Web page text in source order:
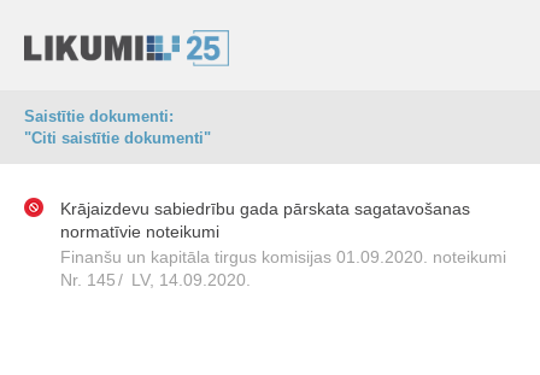
Saistītie dokumenti:
"Citi saistītie dokumenti"
Krājaizdevu sabiedrību gada pārskata sagatavošanas
normatīvie noteikumi
Finanšu un kapitāla tirgus komisijas 01.09.2020. noteikumi
Nr. 145/ LV, 14.09.2020.